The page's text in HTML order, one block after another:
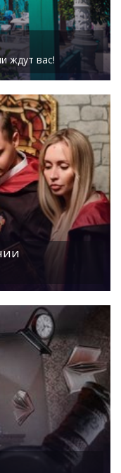
ждут вас!